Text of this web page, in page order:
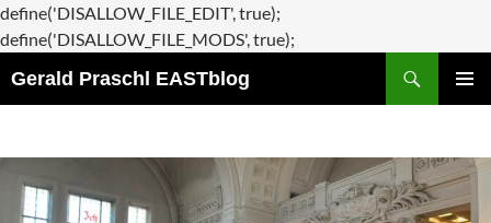
define('DISALLOW_FILE_EDIT', true);
define('DISALLOW_FILE_MODS', true);
Gerald Praschl EASTblog